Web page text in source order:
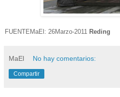
FUENTEMaEl: 26Marzo-2011 Reding
MaEl No hay comentarios:
Compartir